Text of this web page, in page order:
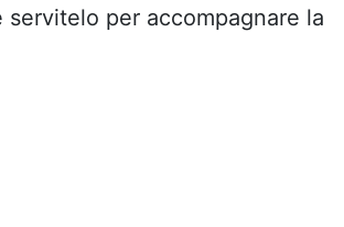
servitelo per accompagnare la